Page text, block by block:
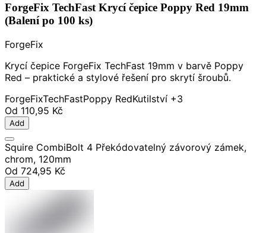
ForgeFix TechFast Krycí čepice Poppy Red 19mm
(Balení po 100 ks)
ForgeFix
Krycí čepice ForgeFix TechFast 19mm v barvě Poppy
Red – praktické a stylové řešení pro skrytí šroubů.
ForgeFixTechFastPoppy RedKutilství +3
Od 110,95 Kč
Add
Squire CombiBolt 4 Překódovatelný závorový zámek,
chrom, 120mm
Od 724,95 Kč
Add